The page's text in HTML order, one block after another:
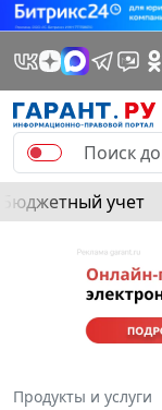
Бюджетный учет
Продукты и услуги